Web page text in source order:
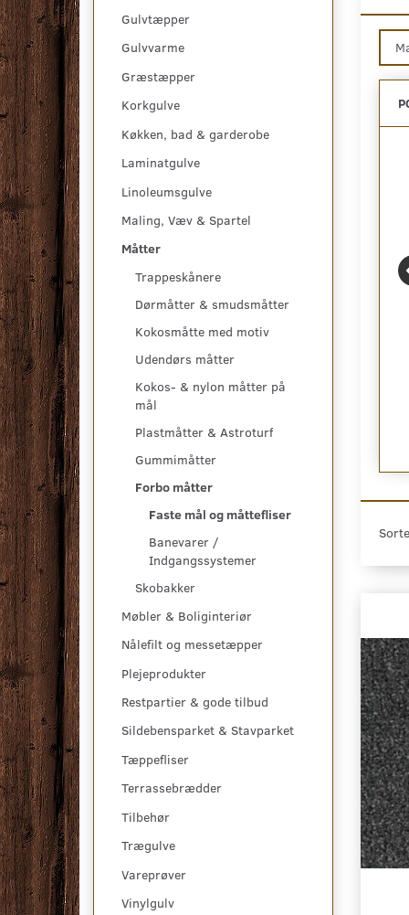
Gulvtæpper
Gulvvarme
Græstæpper
Korkgulve
Køkken, bad & garderobe
Laminatgulve
Linoleumsgulve
Maling, Væv & Spartel
Måtter
Trappeskånere
Dørmåtter & smudsmåtter
Kokosmåtte med motiv
Udendørs måtter
Kokos- & nylon måtter på
mål
Plastmåtter & Astroturf
Gummimåtter
Forbo måtter
Faste mål og måttefliser
Banevarer /
Indgangssystemer
Skobakker
Møbler & Boliginteriør
Nålefilt og messetæpper
Plejeprodukter
Restpartier & gode tilbud
Sildebensparket & Stavparket
Tæppefliser
Terrassebrædder
Tilbehør
Trægulve
Vareprøver
Vinylgulv
- 205 X 300 CORAL BRUSH - 205 X 300 CM.
5.775,00 DKK
Se produktet